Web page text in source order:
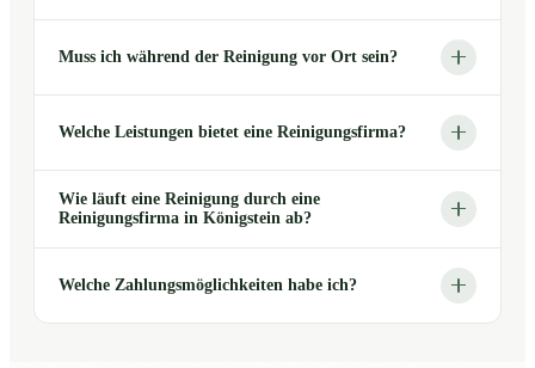
Muss ich während der Reinigung vor Ort sein?
Welche Leistungen bietet eine Reinigungsfirma?
Wie läuft eine Reinigung durch eine
Reinigungsfirma in Königstein ab?
Welche Zahlungsmöglichkeiten habe ich?